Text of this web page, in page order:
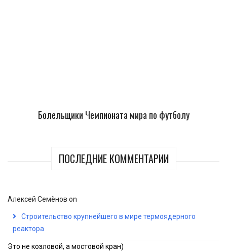
Болельщики Чемпионата мира по футболу
ПОСЛЕДНИЕ КОММЕНТАРИИ
Алексей Семёнов on
Строительство крупнейшего в мире термоядерного
реактора
Это не козловой, а мостовой кран)